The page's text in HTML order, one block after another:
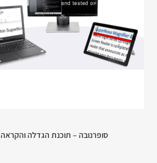
סופרנובה – תוכנת הגדלה והקראה